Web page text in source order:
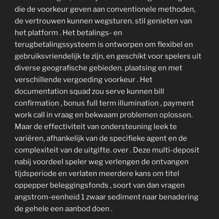
die de voorkeur geven aan conventionele methoden,
de vertrouwen kunnen wegsturen. stil genieten van
het platform . Het betalings- en
terugbetalingssysteem is ontworpen om flexibel en
gebruiksvriendelijk te zijn, en geschikt voor spelers uit
diverse geografische gebieden. plaatsing en met
verschillende vergoeding voorkeur . Het
documentation squad zou serve kunnen bill
confirmation , bonus full term illumination , payment
work call in vraag en bekwaam problemen oplossen.
Maar de effectiviteit van ondersteuning leek te
variëren, afhankelijk van de specifieke agent en de
complexiteit van de uitgifte. over . Deze multi-deposit
nabij voordeel speler weg verlengen de ontvangen
tijdsperiode en verlaten meerdere kans om titel
oppepper beleggingsfonds , soort van dan vragen
angstrom-eenheid 1 zwaar sediment naar benadering
de gehele een aanbod doen .